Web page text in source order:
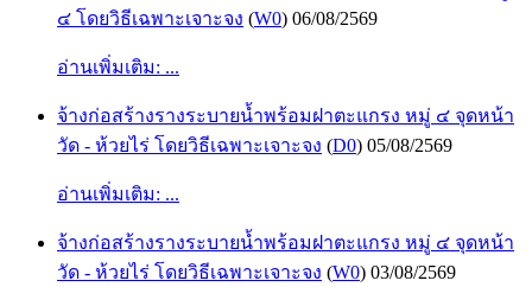
๔ โดยวิธีเฉพาะเจาะจง (W0) 06/08/2569
อ่านเพิ่มเติม: ...
จ้างก่อสร้างรางระบายน้ำพร้อมฝาตะแกรง หมู่ ๔ จุดหน้า
วัด - ห้วยไร่ โดยวิธีเฉพาะเจาะจง (D0) 05/08/2569
อ่านเพิ่มเติม: ...
จ้างก่อสร้างรางระบายน้ำพร้อมฝาตะแกรง หมู่ ๔ จุดหน้า
วัด - ห้วยไร่ โดยวิธีเฉพาะเจาะจง (W0) 03/08/2569